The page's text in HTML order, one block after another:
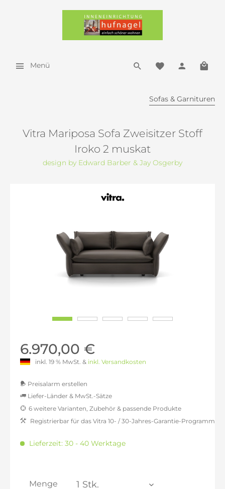
Menü
Sofas & Garnituren
Vitra Mariposa Sofa Zweisitzer Stoff
Iroko 2 muskat
design by Edward Barber & Jay Osgerby
6.970,00 €
inkl. 19 % MwSt. & inkl. Versandkosten
Preisalarm erstellen
Liefer-Länder & MwSt.-Sätze
inkl. 16% MwSt.: 6.794,29 €
inkl. 21% MwSt.: 7.087,14 €
6 weitere Varianten, Zubehör & passende Produkte
Registrierbar für das Vitra 10- / 30-Jahres-Garantie-Programm
Lieferzeit: 30 - 40 Werktage
Menge